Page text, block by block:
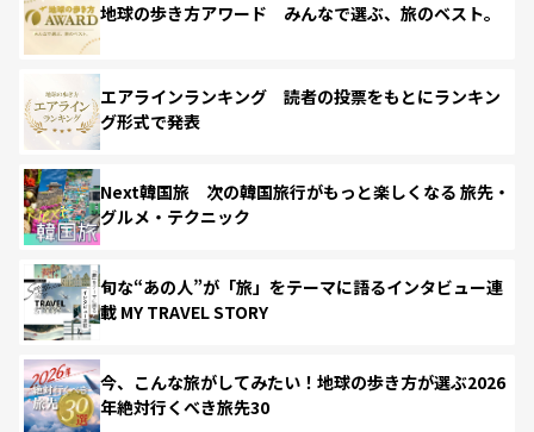
地球の歩き方アワード みんなで選ぶ、旅のベスト。
エアラインランキング 読者の投票をもとにランキン
グ形式で発表
Next韓国旅 次の韓国旅行がもっと楽しくなる 旅先・
グルメ・テクニック
旬な“あの人”が「旅」をテーマに語るインタビュー連
載 MY TRAVEL STORY
今、こんな旅がしてみたい！地球の歩き方が選ぶ2026
年絶対行くべき旅先30